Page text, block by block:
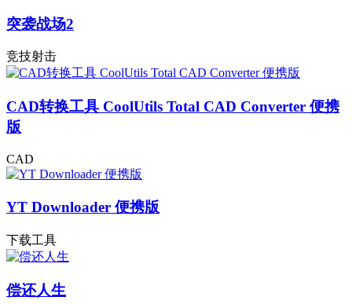
突袭战场2
竞技射击
CAD转换工具 CoolUtils Total CAD Converter 便携
版
CAD
YT Downloader 便携版
下载工具
偿还人生